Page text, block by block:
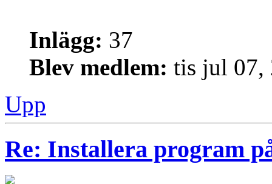
Inlägg: 37
Blev medlem: tis jul 07,
Upp
Re: Installera program